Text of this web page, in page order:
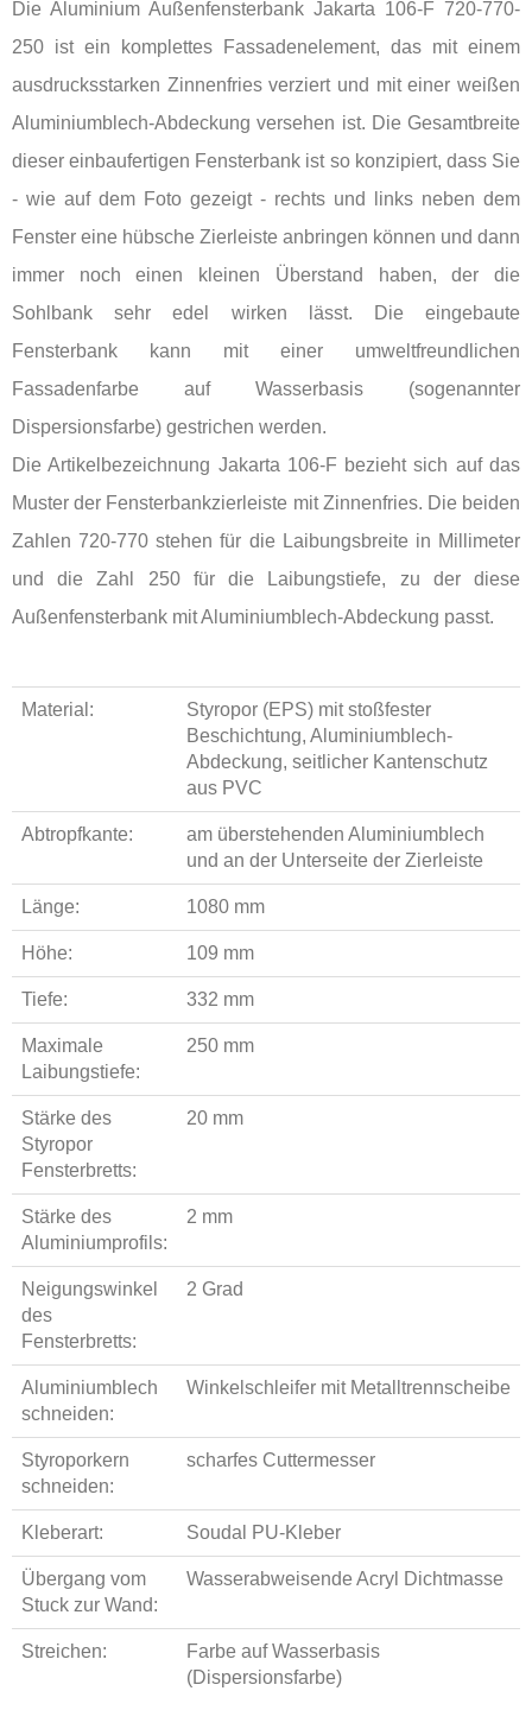
Die Aluminium Außenfensterbank Jakarta 106-F 720-770-
250 ist ein komplettes Fassadenelement, das mit einem
ausdrucksstarken Zinnenfries verziert und mit einer weißen
Aluminiumblech-Abdeckung versehen ist. Die Gesamtbreite
dieser einbaufertigen Fensterbank ist so konzipiert, dass Sie
- wie auf dem Foto gezeigt - rechts und links neben dem
Fenster eine hübsche Zierleiste anbringen können und dann
immer noch einen kleinen Überstand haben, der die
Sohlbank sehr edel wirken lässt. Die eingebaute
Fensterbank kann mit einer umweltfreundlichen
Fassadenfarbe auf Wasserbasis (sogenannter
Dispersionsfarbe) gestrichen werden.
Die Artikelbezeichnung Jakarta 106-F bezieht sich auf das
Muster der Fensterbankzierleiste mit Zinnenfries. Die beiden
Zahlen 720-770 stehen für die Laibungsbreite in Millimeter
und die Zahl 250 für die Laibungstiefe, zu der diese
Außenfensterbank mit Aluminiumblech-Abdeckung passt.
Material:
Styropor (EPS) mit stoßfester
Beschichtung, Aluminiumblech-
Abdeckung, seitlicher Kantenschutz
aus PVC
Abtropfkante:
am überstehenden Aluminiumblech
und an der Unterseite der Zierleiste
Länge: 1080 mm
Höhe: 109 mm
Tiefe: 332 mm
Maximale
Laibungstiefe:
250 mm
Stärke des
Styropor
Fensterbretts:
20 mm
Stärke des
Aluminiumprofils:
2 mm
Neigungswinkel
des
Fensterbretts:
2 Grad
Aluminiumblech
schneiden:
Winkelschleifer mit Metalltrennscheibe
Styroporkern
schneiden:
scharfes Cuttermesser
Kleberart: Soudal PU-Kleber
Übergang vom
Stuck zur Wand:
Wasserabweisende Acryl Dichtmasse
Streichen:
Farbe auf Wasserbasis
(Dispersionsfarbe)